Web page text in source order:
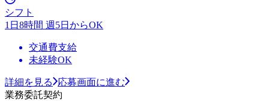
シフト
1日8時間 週5日からOK
交通費支給
未経験OK
詳細を見る
応募画面に進む
業務委託契約